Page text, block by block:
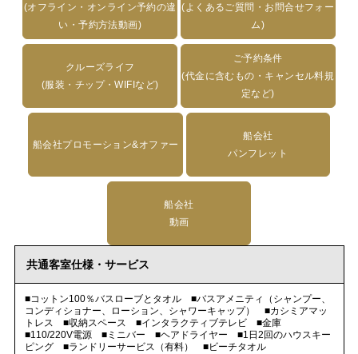
(オフライン・オンライン予約の違
い・予約方法動画)
(よくあるご質問・お問合せフォー
ム)
クルーズライフ
(服装・チップ・WIFIなど)
ご予約条件
(代金に含むもの・キャンセル料規
定など)
船会社プロモーション&オファー
船会社
パンフレット
船会社
動画
共通客室仕様・サービス
■コットン100％バスローブとタオル ■バスアメニティ（シャンプー、
コンディショナー、ローション、シャワーキャップ） ■カシミアマッ
トレス ■収納スペース ■インタラクティブテレビ ■金庫
■110/220V電源 ■ミニバー ■ヘアドライヤー ■1日2回のハウスキー
ピング ■ランドリーサービス（有料） ■ビーチタオル